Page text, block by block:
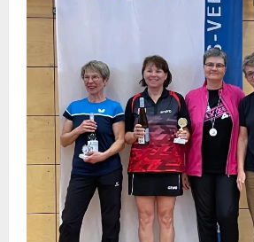
Beratzhausen